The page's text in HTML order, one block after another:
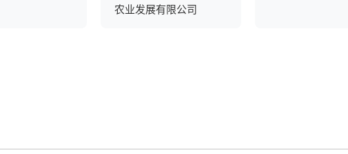
农业发展有限公司